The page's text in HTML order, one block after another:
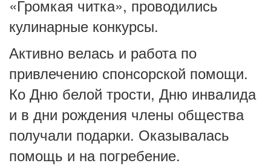
«Громкая читка», проводились
кулинарные конкурсы.
Активно велась и работа по
привлечению спонсорской помощи.
Ко Дню белой трости, Дню инвалида
и в дни рождения члены общества
получали подарки. Оказывалась
помощь и на погребение.